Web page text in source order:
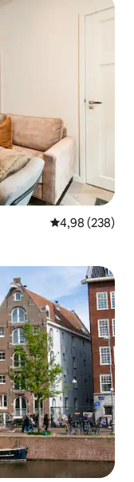
4,98 (238)